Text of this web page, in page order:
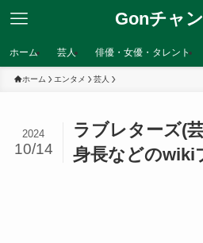
Gonチャ
ホーム 芸人 俳優・女優・タレント
ホーム エンタメ 芸人
ラブレターズ(
身長などのwiki
2024
10/14